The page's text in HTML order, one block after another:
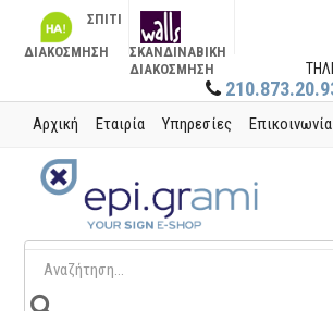
ΣΠΙΤΙ
ΔΙΑΚΟΣΜΗΣΗ
ΣΚΑΝΔΙΝΑΒΙΚΗ
ΔΙΑΚΟΣΜΗΣΗ
Αρχική Εταιρία Υπηρεσίες Επικοινωνία